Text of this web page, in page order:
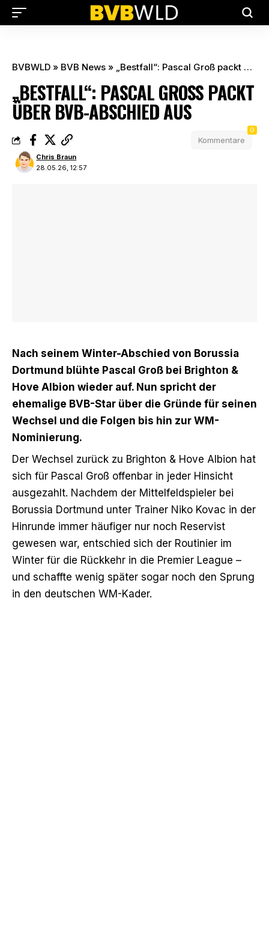
BVBWLD » BVB News » „Bestfall“: Pascal Groß packt über BVB-Abschied aus
„BESTFALL“: PASCAL GROSS PACKT Ü
BER BVB-ABSCHIED AUS
28.05.26, 12:57
Chris Braun
Kommentare
0
Nach seinem Winter-Abschied von Borussia
Dortmund blühte Pascal Groß bei Brighton &
Hove Albion wieder auf. Nun spricht der
ehemalige BVB-Star über die Gründe für seinen
Wechsel und die Folgen bis hin zur WM-
Nominierung.
Der Wechsel zurück zu Brighton & Hove Albion hat
sich für Pascal Groß offenbar in jeder Hinsicht
ausgezahlt. Nachdem der Mittelfeldspieler bei
Borussia Dortmund unter Trainer Niko Kovac in der
Hinrunde immer häufiger nur noch Reservist
gewesen war, entschied sich der Routinier im
Winter für die Rückkehr in die Premier League –
und schaffte wenig später sogar noch den Sprung
in den deutschen WM-Kader.